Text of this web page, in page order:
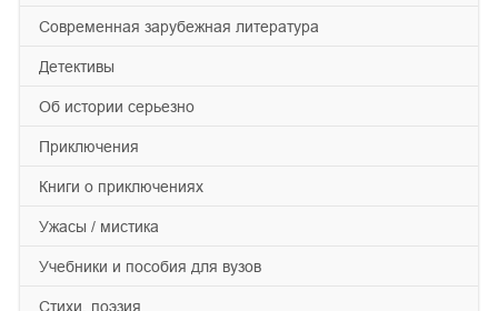
современная зарубежная литература
детективы
об истории серьезно
приключения
книги о приключениях
ужасы / мистика
учебники и пособия для вузов
cтихи, поэзия